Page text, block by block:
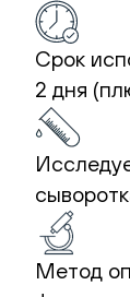
Срок
2 дня
Метод